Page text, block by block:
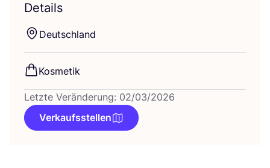
Details
Deutsch­land
Kos­me­tik
Letzte Veränderung: 02/03/2026
Verkaufsstellen